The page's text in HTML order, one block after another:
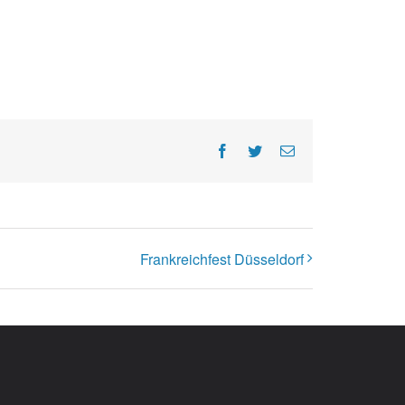
Facebook
TwitterE-
Frankreichfest Düsseldorf